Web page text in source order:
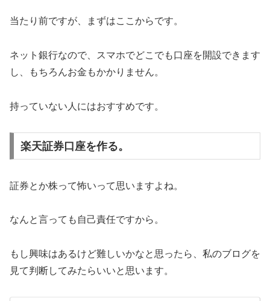
当たり前ですが、まずはここからです。
ネット銀行なので、スマホでどこでも口座を開設できます
し、もちろんお金もかかりません。
持っていない人にはおすすめです。
楽天証券口座を作る。
証券とか株って怖いって思いますよね。
なんと言っても自己責任ですから。
もし興味はあるけど難しいかなと思ったら、私のブログを
見て判断してみたらいいと思います。